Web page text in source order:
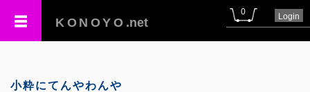
KONOYO .net
0 Login
小粋にてんやわんや